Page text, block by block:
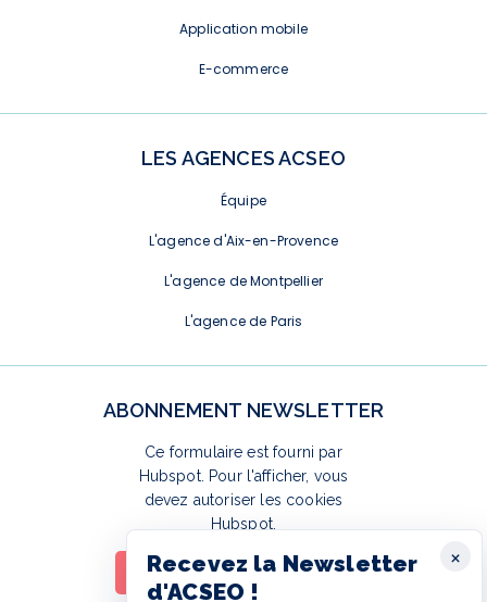
×
Recevez la Newsletter
d'ACSEO !
Application mobile
E-commerce
LES AGENCES ACSEO
Équipe
L'agence d'Aix-en-Provence
L'agence de Montpellier
L'agence de Paris
ABONNEMENT NEWSLETTER
Ce formulaire est fourni par
Hubspot. Pour l'afficher, vous
devez autoriser les cookies
Hubspot.
Autoriser les cookies Hubspot